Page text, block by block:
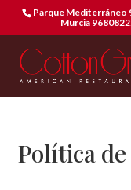
Parque Mediterráneo
Murcia
Política